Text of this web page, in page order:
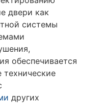
двери как
системы
обеспечивается
технические
других